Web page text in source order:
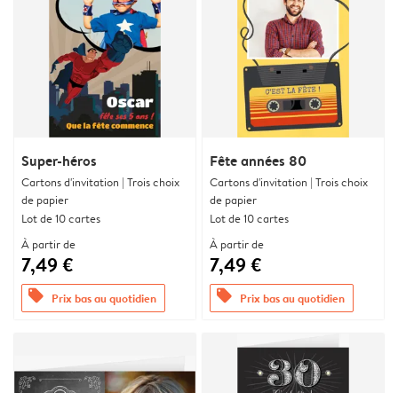
Super-héros
Cartons d'invitation | Trois choix
de papier
Lot de 10 cartes
À partir de
7,49 €
offers Prix bas au quotidien
Fête années 80
Cartons d'invitation | Trois choix
de papier
Lot de 10 cartes
À partir de
7,49 €
offers Prix bas au quotidien